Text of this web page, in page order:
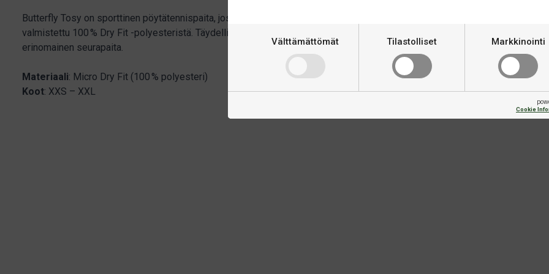
Välttämättömät Tilastolliset Markkinointi
Cookie
Butterfly Tosy on sporttinen pöytätennispaita, jossa on erinomainen istuvuus ja joka on
valmistettu 100 % Dry Fit -polyesteristä. Täydellinen harjoituspaita, mutta myös
erinomainen seurapaita.
Materiaali: Micro Dry Fit (100 % polyesteri)
Koot: XXS – XXL